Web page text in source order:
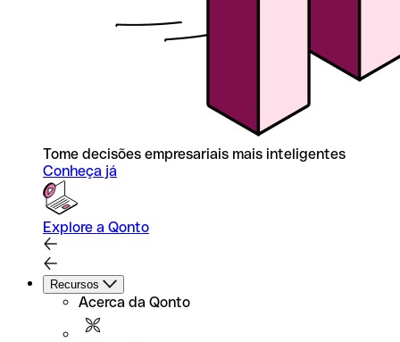
Tome decisões empresariais mais inteligentes
Conheça já
Explore a Qonto
Recursos
Acerca da Qonto